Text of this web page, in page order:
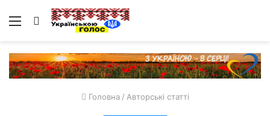
Меню Пошук
Головна / Авторські статті